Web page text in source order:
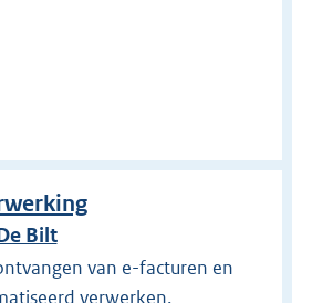
Bilt
van e-facturen en
verwerken.